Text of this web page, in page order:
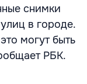
снимки
в городе.
могут быть
РБК.